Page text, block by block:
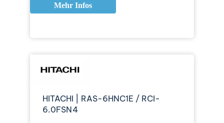
Mehr Infos
HITACHI | RAS-6HNC1E / RCI-
6.0FSN4